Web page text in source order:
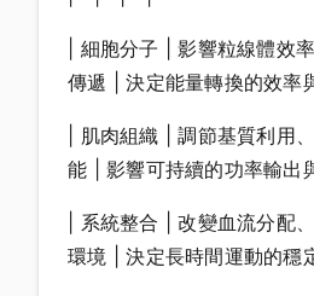
| 細胞分子 | 影響粒線體效
傳遞 | 決定能量轉換的效率
| 肌肉組織 | 調節基質利用
能 | 影響可持續的功率輸出
| 系統整合 | 改變血流分配
環境 | 決定長時間運動的穩